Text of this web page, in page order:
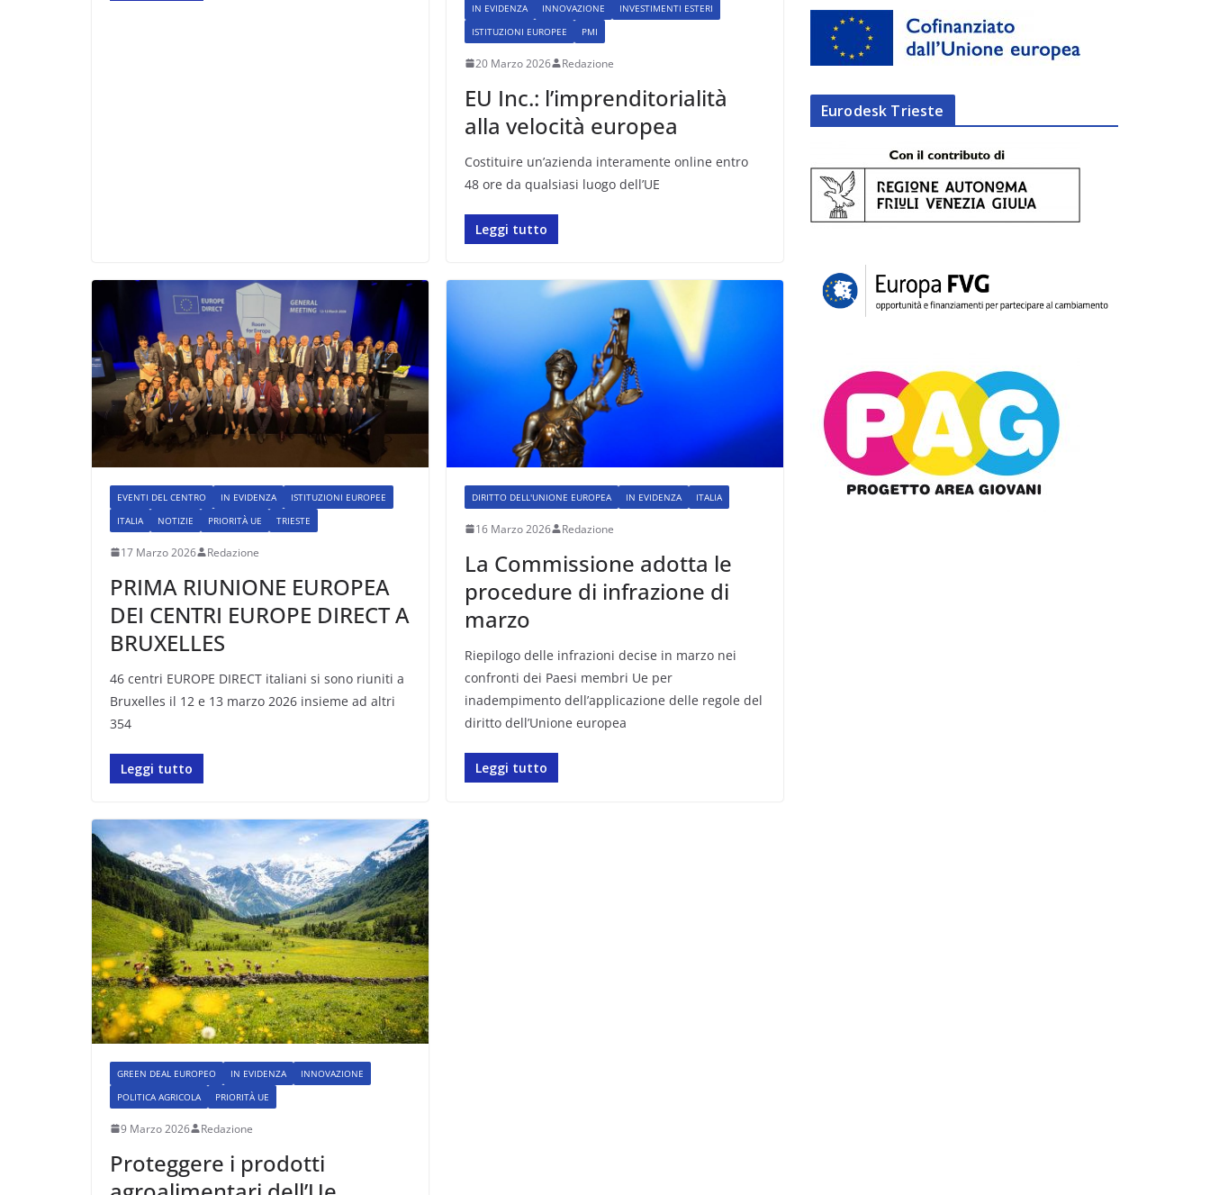
IN EVIDENZA INNOVAZIONE
INVESTIMENTI ESTERI
ISTITUZIONI EUROPEE
PMI
20 Marzo 2026 Redazione
EU Inc.: l’imprenditorialità
alla velocità europea
Costituire un’azienda interamente online entro
48 ore da qualsiasi luogo dell’UE
Leggi tutto
EVENTI DEL CENTRO IN EVIDENZA
ISTITUZIONI EUROPEE
ITALIA
NOTIZIE PRIORITÀ UE TRIESTE
17 Marzo 2026 Redazione
PRIMA RIUNIONE EUROPEA
DEI CENTRI EUROPE DIRECT A
BRUXELLES
46 centri EUROPE DIRECT italiani si sono riuniti a
Bruxelles il 12 e 13 marzo 2026 insieme ad altri
354
Leggi tutto
DIRITTO DELL'UNIONE EUROPEA IN EVIDENZA ITALIA
16 Marzo 2026 Redazione
La Commissione adotta le
procedure di infrazione di
marzo
Riepilogo delle infrazioni decise in marzo nei
confronti dei Paesi membri Ue per
inadempimento dell’applicazione delle regole del
diritto dell’Unione europea
Leggi tutto
GREEN DEAL EUROPEO IN EVIDENZA
INNOVAZIONE
POLITICA AGRICOLA
PRIORITÀ UE
9 Marzo 2026 Redazione
Proteggere i prodotti
Eurodesk Trieste